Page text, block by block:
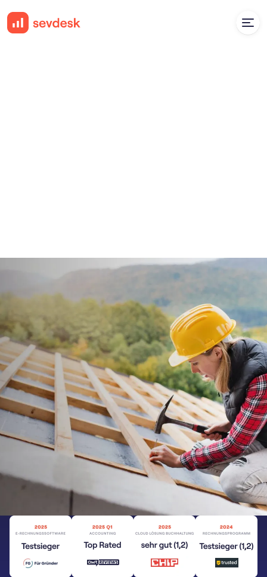
Buch­haltungs­software
für Dachdecker
Rechnungen & Angebote
Online-Banking
Belegarchivierung
Kostenlos testen
Zur Preisübersicht
sevdesk ist mehrfach ausgezeichnet